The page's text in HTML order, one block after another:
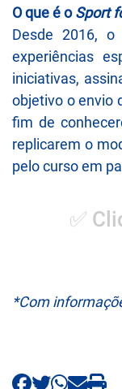
O que é oSport
Desde 2016,
experiências
iniciativas,
objetivo o envio
fim de
replicarem o
pelo curso em
✅
*Com